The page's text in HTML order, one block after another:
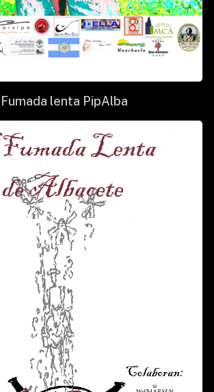
I Fumada lenta PipAlba